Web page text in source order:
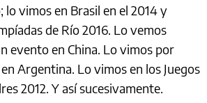
vimos en Brasil en el 2014 y
de Río 2016. Lo vemos
evento en China. Lo vimos por
Argentina. Lo vimos en los Juegos
2012. Y así sucesivamente.